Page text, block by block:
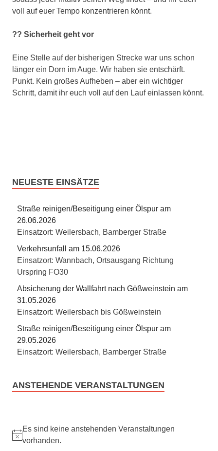
voll auf euer Tempo konzentrieren könnt.
?? Sicherheit geht vor
Eine Stelle auf der bisherigen Strecke war uns schon
länger ein Dorn im Auge. Wir haben sie entschärft.
Punkt. Kein großes Aufheben – aber ein wichtiger
Schritt, damit ihr euch voll auf den Lauf einlassen könnt.
NEUESTE EINSÄTZE
Straße reinigen/Beseitigung einer Ölspur am
26.06.2026
Einsatzort: Weilersbach, Bamberger Straße
Verkehrsunfall am 15.06.2026
Einsatzort: Wannbach, Ortsausgang Richtung
Urspring FO30
Absicherung der Wallfahrt nach Gößweinstein am
31.05.2026
Einsatzort: Weilersbach bis Gößweinstein
Straße reinigen/Beseitigung einer Ölspur am
29.05.2026
Einsatzort: Weilersbach, Bamberger Straße
ANSTEHENDE VERANSTALTUNGEN
Hinweis
Es sind keine anstehenden Veranstaltungen
vorhanden.